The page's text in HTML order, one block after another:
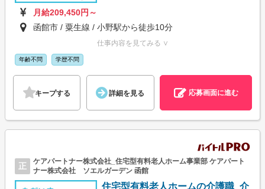
月給209,450円～
函館市 / 粟生線 / 小野駅から徒歩10分
仕事内容を見てみる ∨
年齢不問 学歴不問
キープする 詳細を見る 応募画面に進む
正
ケアパートナー株式会社_住宅型有料老人ホーム事業部 ケアパート
ナー株式会社 ソエルガーデン 函館
住宅型有料老人ホームの介護職_介